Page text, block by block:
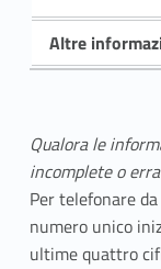
Altre
Qualora le
incomplete o
Per telefonare
numero unico
ultime quattro